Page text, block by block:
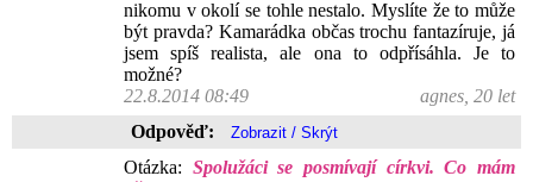
nikomu v okolí se tohle nestalo. Myslíte že to může
být pravda? Kamarádka občas trochu fantazíruje, já
jsem spíš realista, ale ona to odpřísáhla. Je to
možné?
22.8.2014 08:49
agnes, 20 let
Odpověď:
Otázka: Spolužáci se posmívají církvi. Co mám